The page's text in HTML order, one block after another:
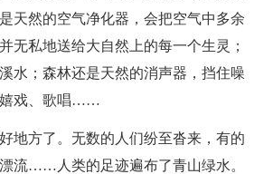
天然的空气净化器，会把空气中多余
私地送给大自然上的每一个生灵；
水；森林还是天然的消声器，挡住噪
嬉戏、歌唱……
地方了。无数的人们纷至沓来，有的
流……人类的足迹遍布了青山绿水。